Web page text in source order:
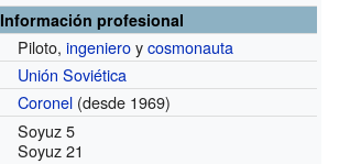
Información profesional
Piloto,ingenieroycosmonauta
Unión Soviética
Coronel (desde 1969)
Soyuz 5
Soyuz 21